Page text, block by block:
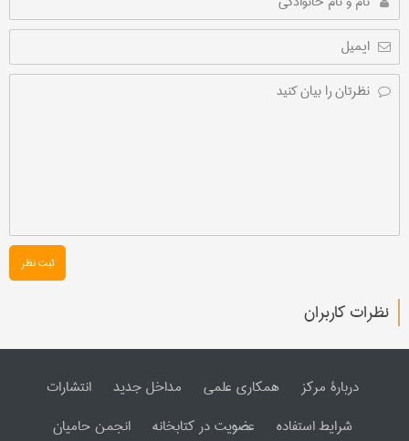
ثبت نظر
نظرات کاربران
دربارۀ مرکز همکاری علمی مداخل جدید
انتشارات
شرایط استفاده
عضویت در کتابخانه انجمن حامیان